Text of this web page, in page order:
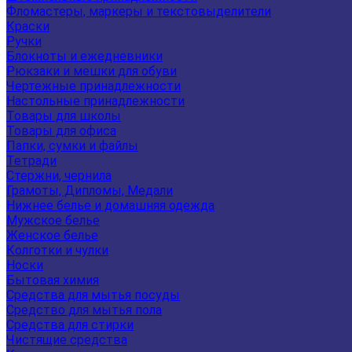
Фломастеры, маркеры и текстовыделители
Краски
Ручки
Блокноты и ежедневники
Рюкзаки и мешки для обуви
Чертежные принадлежности
Настольные принадлежности
Товары для школы
Товары для офиса
Папки, сумки и файлы
Тетради
Стержни, чернила
Грамоты, Дипломы, Медали
Нижнее белье и домашняя одежда
Мужское белье
Женское белье
Колготки и чулки
Носки
Бытовая химия
Средства для мытья посуды
Средство для мытья пола
Средства для стирки
Чистящие средства